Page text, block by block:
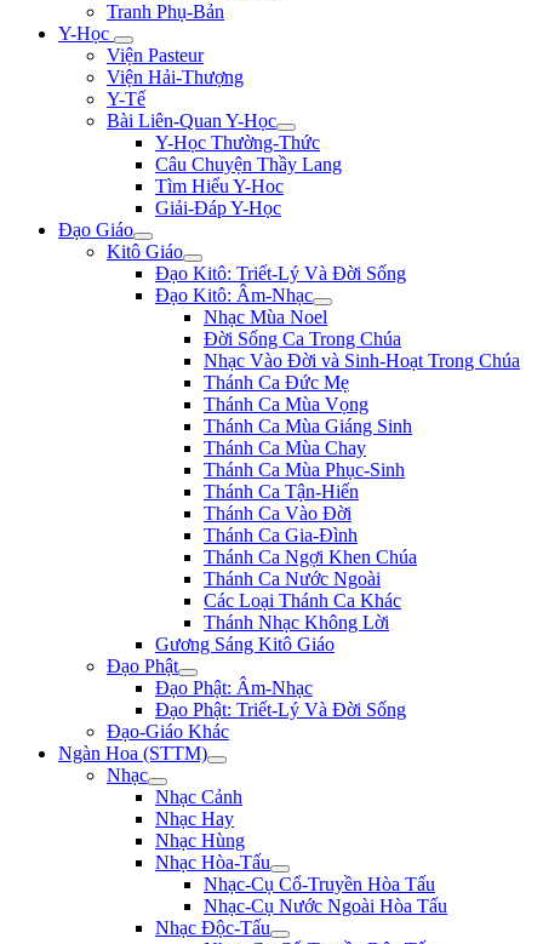
Tranh Phụ-Bản
Y-Học
Viện Pasteur
Viện Hải-Thượng
Y-Tế
Bài Liên-Quan Y-Học
Y-Học Thường-Thức
Câu Chuyện Thầy Lang
Tìm Hiểu Y-Hoc
Giải-Đáp Y-Học
Đạo Giáo
Kitô Giáo
Đạo Kitô: Triết-Lý Và Đời Sống
Đạo Kitô: Âm-Nhạc
Nhạc Mùa Noel
Đời Sống Ca Trong Chúa
Nhạc Vào Đời và Sinh-Hoạt Trong Chúa
Thánh Ca Đức Mẹ
Thánh Ca Mùa Vọng
Thánh Ca Mùa Giáng Sinh
Thánh Ca Mùa Chay
Thánh Ca Mùa Phục-Sinh
Thánh Ca Tận-Hiến
Thánh Ca Vào Đời
Thánh Ca Gia-Đình
Thánh Ca Ngợi Khen Chúa
Thánh Ca Nước Ngoài
Các Loại Thánh Ca Khác
Thánh Nhạc Không Lời
Gương Sáng Kitô Giáo
Đạo Phật
Đạo Phật: Âm-Nhạc
Đạo Phật: Triết-Lý Và Đời Sống
Đạo-Giáo Khác
Ngàn Hoa (STTM)
Nhạc
Nhạc Cảnh
Nhạc Hay
Nhạc Hùng
Nhạc Hòa-Tấu
Nhạc-Cụ Cổ-Truyền Hòa Tấu
Nhạc-Cụ Nước Ngoài Hòa Tấu
Nhạc Độc-Tấu